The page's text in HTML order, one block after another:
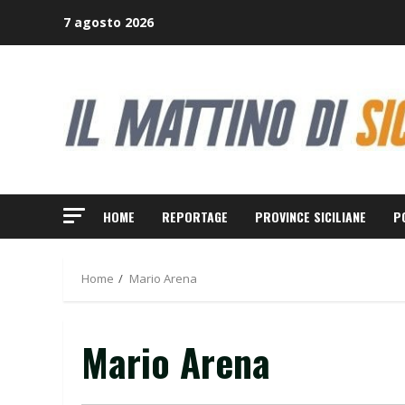
7 agosto 2026
HOME REPORTAGE PROVINCE SICILIANE
Home Mario Arena
Mario Arena